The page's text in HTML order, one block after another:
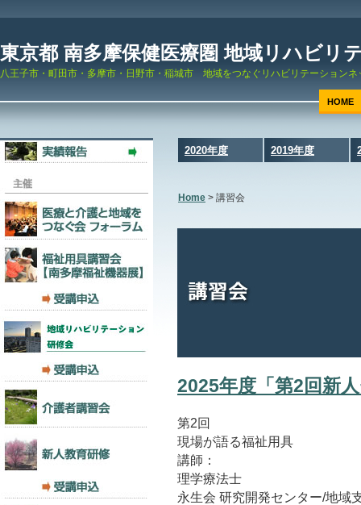
東京都 南多摩保健医療圏 地域リハビリ
八王子市・町田市・多摩市・日野市・稲城市 地域をつなぐリハビリテーションネ
HOME
2020年度 2019年度
Home > 講習会
2025年度「第2回新
第2回
現場が語る福祉用具
講師：
理学療法士
永生会 研究開発センター/地域